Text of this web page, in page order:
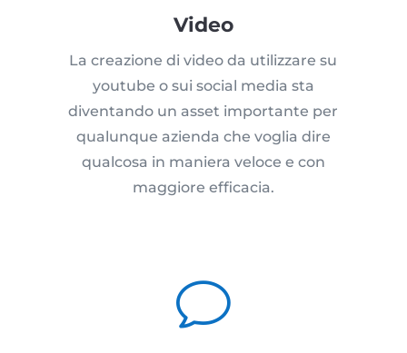
Video
La creazione di video da utilizzare su
youtube o sui social media sta
diventando un asset importante per
qualunque azienda che voglia dire
qualcosa in maniera veloce e con
maggiore efficacia.
v